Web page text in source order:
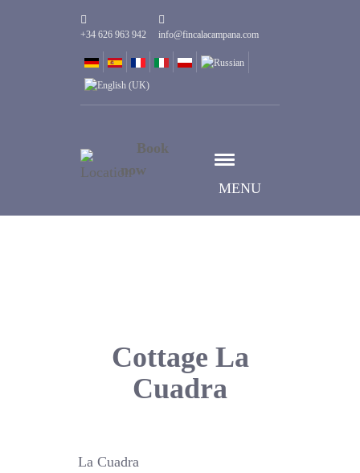
+34 626 963 942 info@fincalacampana.com
MENU
Book
now
Cottage La
Cuadra
La Cuadra